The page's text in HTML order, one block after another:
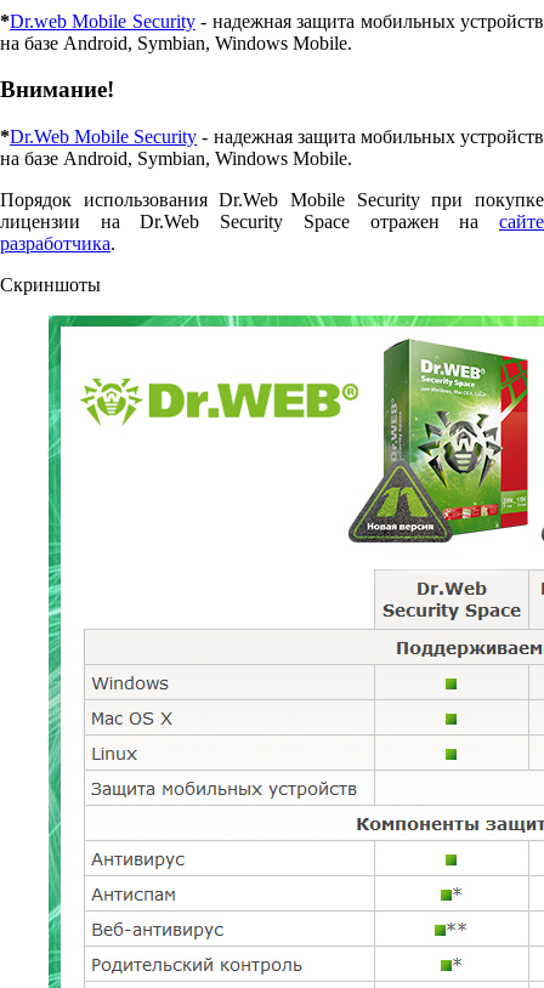
*Dr.web Mobile Security- надежная защита мобильных устройств
на базе Android, Symbian, Windows Mobile.
Внимание!
*Dr.Web Mobile Security - надежная защита мобильных устройств
на базе Android, Symbian, Windows Mobile.
Порядок использования Dr.Web Mobile Security при покупке
лицензии на Dr.Web Security Space отражен на сайте
разработчика.
Скриншоты